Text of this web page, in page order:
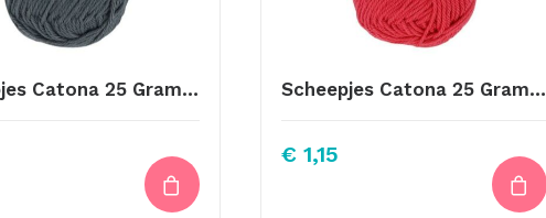
Scheepjes Catona 25 Gram Kleur 393 Scheepjes Catona 25 Gram Kleur 516
€ 1,15